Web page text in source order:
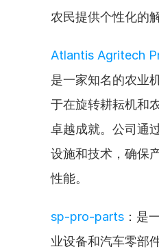
农民提供个性化的
Atlantis Agritech
是一家知名的农业
于在旋转耕耘机和
卓越成就。公司通
设施和技术，确保
性能。
sp-pro-parts ：是
业设备和汽车零部